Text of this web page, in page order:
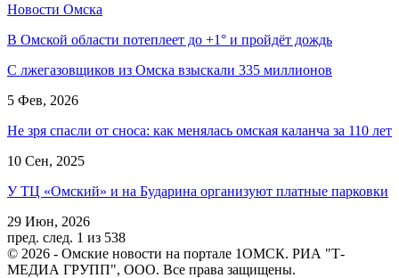
Новости Омска
В Омской области потеплеет до +1° и пройдёт дождь
С лжегазовщиков из Омска взыскали 335 миллионов
5 Фев, 2026
Не зря спасли от сноса: как менялась омская каланча за 110 лет
10 Сен, 2025
У ТЦ «Омский» и на Бударина организуют платные парковки
29 Июн, 2026
пред. след. 1 из 538
© 2026 - Омские новости на портале 1ОМСК. РИА "Т-
МЕДИА ГРУПП", ООО. Все права защищены.